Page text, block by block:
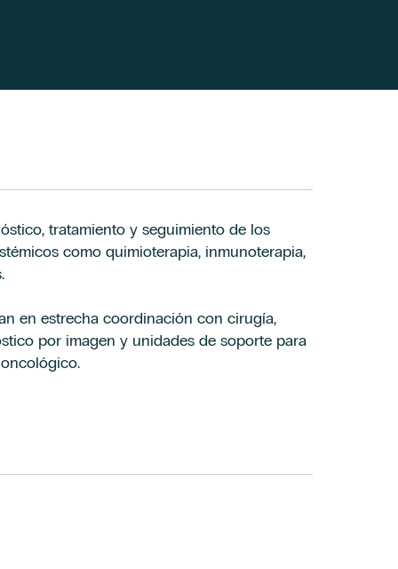
tratamiento y seguimiento de los
como quimioterapia, inmunoterapia,
en estrecha coordinación con cirugía,
por imagen y unidades de soporte para